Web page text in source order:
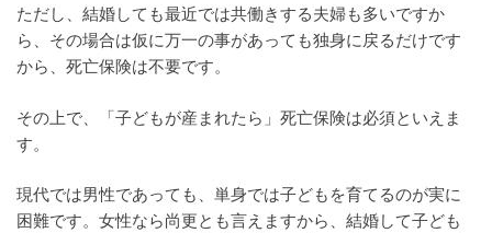
ただし、結婚しても最近では共働きする夫婦も多いですか
ら、その場合は仮に万一の事があっても独身に戻るだけです
から、死亡保険は不要です。
その上で、「子どもが産まれたら」死亡保険は必須といえま
す。
現代では男性であっても、単身では子どもを育てるのが実に
困難です。女性なら尚更とも言えますから、結婚して子ども